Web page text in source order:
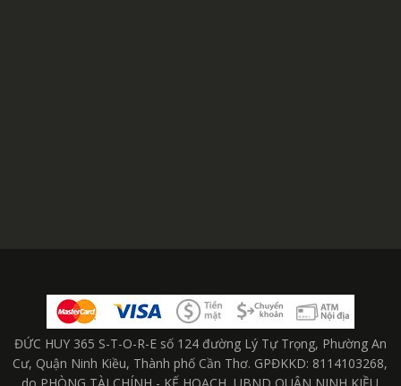
ĐỨC HUY 365 S-T-O-R-E số 124 đường Lý Tự Trọng, Phường An
Cư, Quận Ninh Kiều, Thành phố Cần Thơ. GPĐKKD: 8114103268,